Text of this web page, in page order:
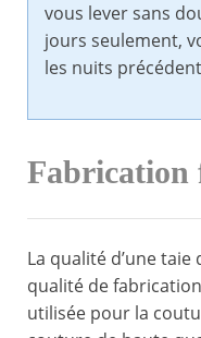
vous lever sans
jours seulement,
les nuits
Fabrication
La qualité d’une taie
qualité de
utilisée pour la